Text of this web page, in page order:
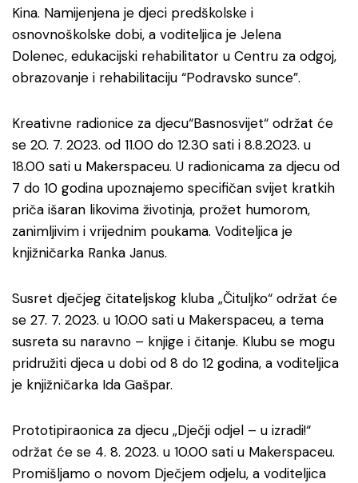
Kina. Namijenjena je djeci predškolske i
osnovnoškolske dobi, a voditeljica je Jelena
Dolenec, edukacijski rehabilitator u Centru za odgoj,
obrazovanje i rehabilitaciju “Podravsko sunce”.
Kreativne radionice za djecu“Basnosvijet“ održat će
se 20. 7. 2023. od 11.00 do 12.30 sati i 8.8.2023. u
18.00 sati u Makerspaceu. U radionicama za djecu od
7 do 10 godina upoznajemo specifičan svijet kratkih
priča išaran likovima životinja, prožet humorom,
zanimljivim i vrijednim poukama. Voditeljica je
knjižničarka Ranka Janus.
Susret dječjeg čitateljskog kluba „Čituljko“ održat će
se 27. 7. 2023. u 10.00 sati u Makerspaceu, a tema
susreta su naravno – knjige i čitanje. Klubu se mogu
pridružiti djeca u dobi od 8 do 12 godina, a voditeljica
je knjižničarka Ida Gašpar.
Prototipiraonica za djecu „Dječji odjel – u izradi!“
održat će se 4. 8. 2023. u 10.00 sati u Makerspaceu.
Promišljamo o novom Dječjem odjelu, a voditeljica